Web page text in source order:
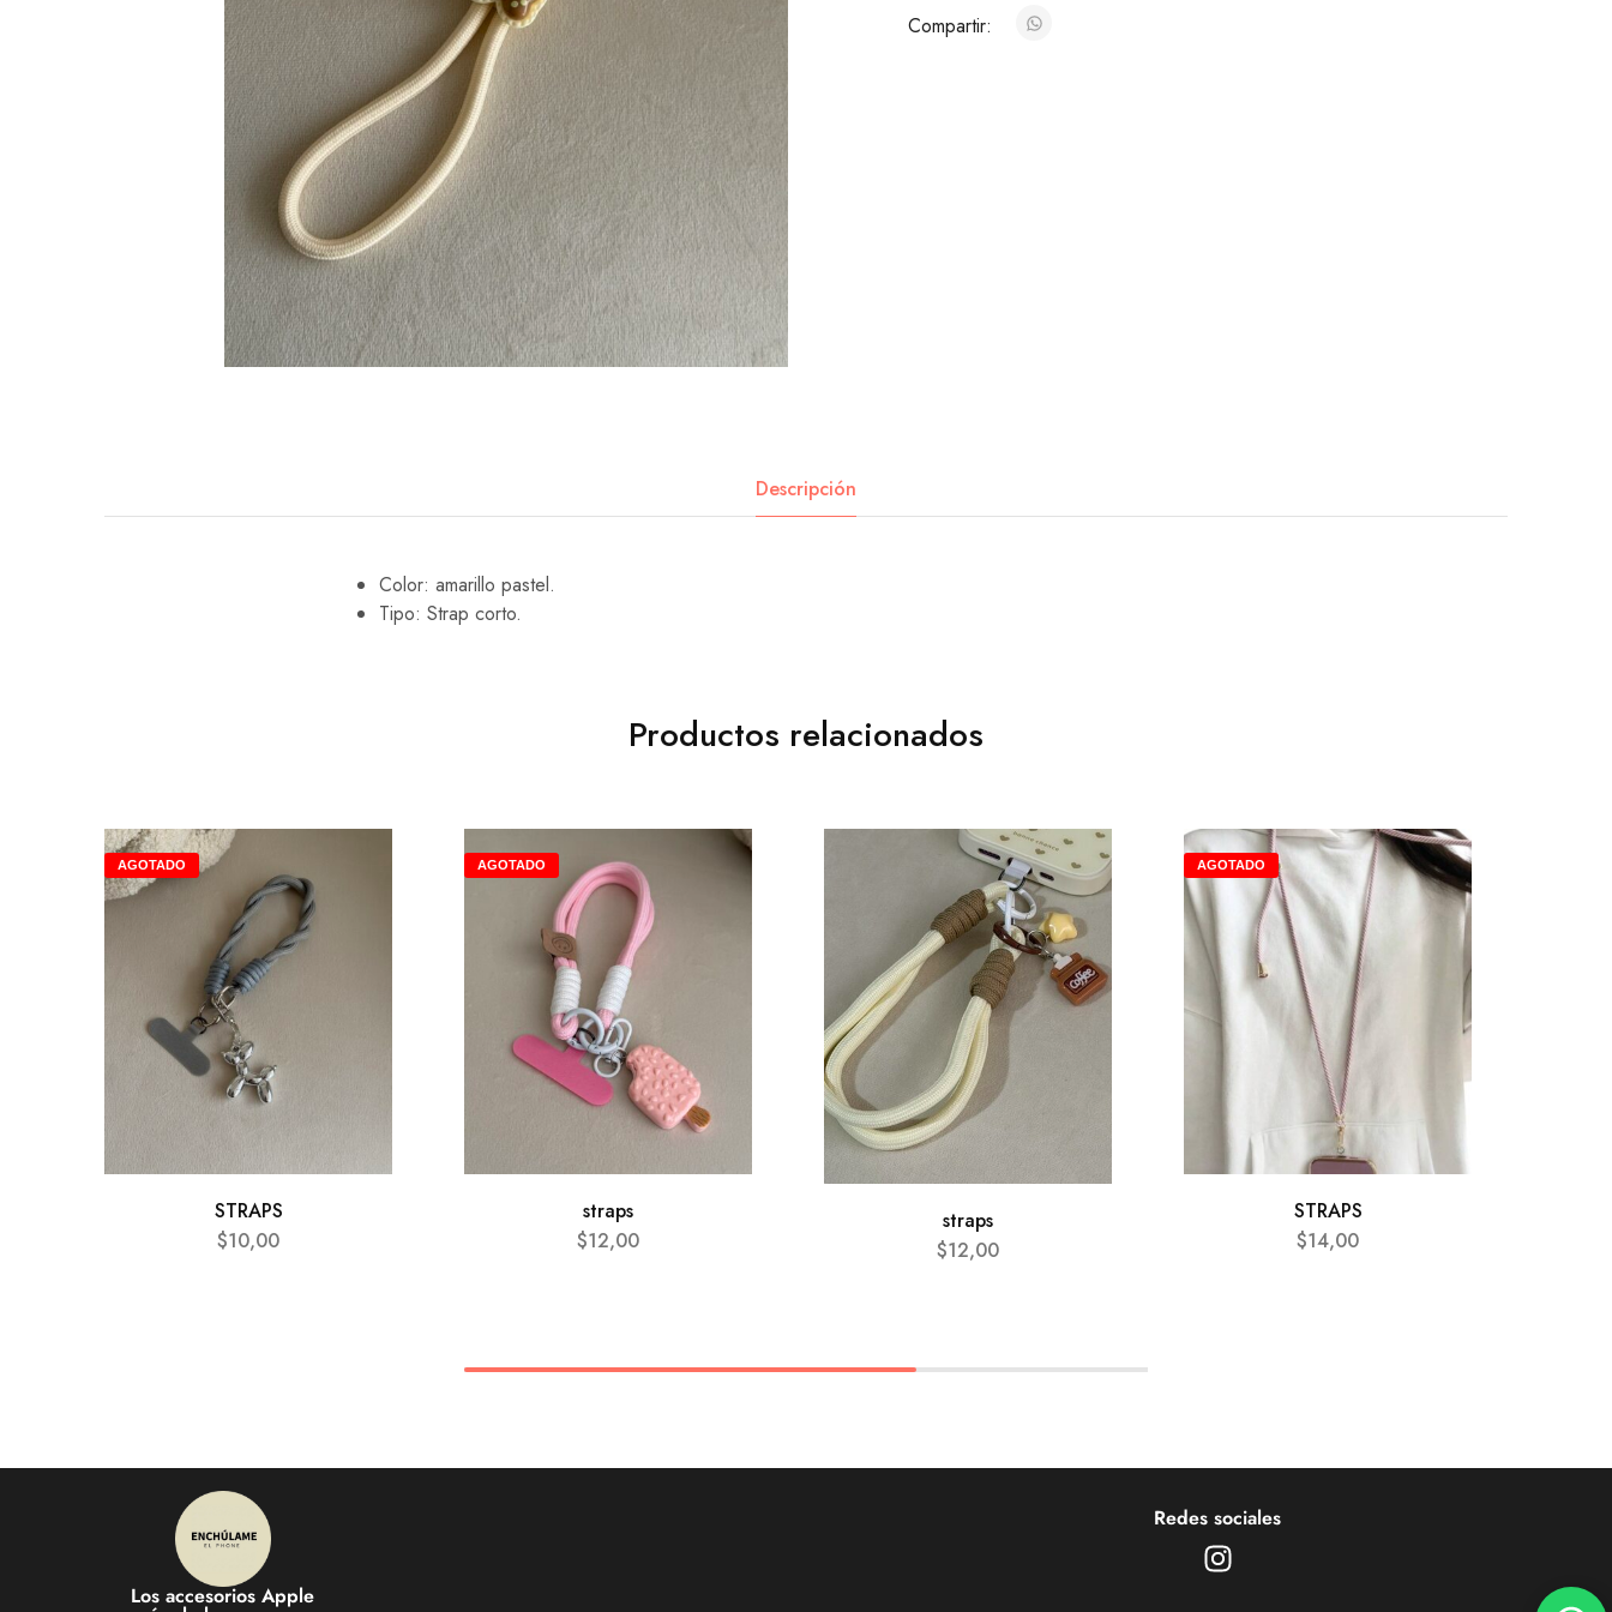
Compartir:
Descripción
Color: amarillo pastel.
Tipo: Strap corto.
Productos relacionados
AGOTADO
STRAPS
$10,00
AGOTADO
straps
$12,00
straps
$12,00
AGOTADO
STRAPS
$14,00
Los accesorios Apple
Redes sociales